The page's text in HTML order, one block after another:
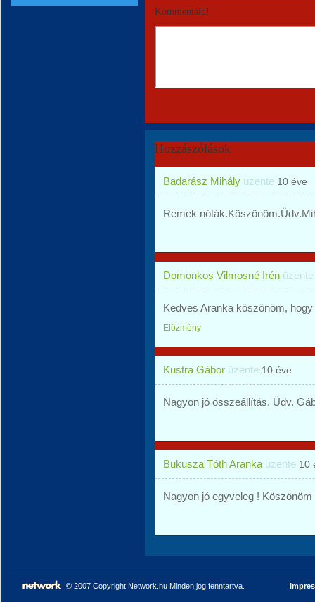
Kommentáld!
Hozzászólások
Badarász Mihály üzente 10 éve
Remek
Domonkos Vilmosné Irén
Kedves Aranka köszönöm,
Előzmény
Kustra Gábor üzente 10 éve
Nagyon jó összeállítás. Üdv.
Bukusza Tóth Aranka üzente 10
Nagyon jó egyveleg !
© 2007 Copyright Network.hu Minden jog fenntartva.